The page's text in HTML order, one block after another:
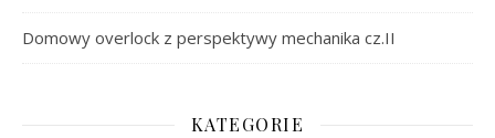
Domowy overlock z perspektywy mechanika cz.II
KATEGORIE